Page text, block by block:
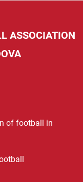
ASSOCIATION
of football in